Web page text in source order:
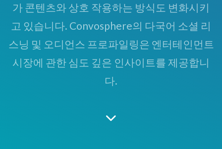
가 콘텐츠와 상호 작용하는 방식도 변화시키
고 있습니다. Convosphere의 다국어 소셜 리
스닝 및 오디언스 프로파일링은 엔터테인먼트
시장에 관한 심도 깊은 인사이트를 제공합니
다.